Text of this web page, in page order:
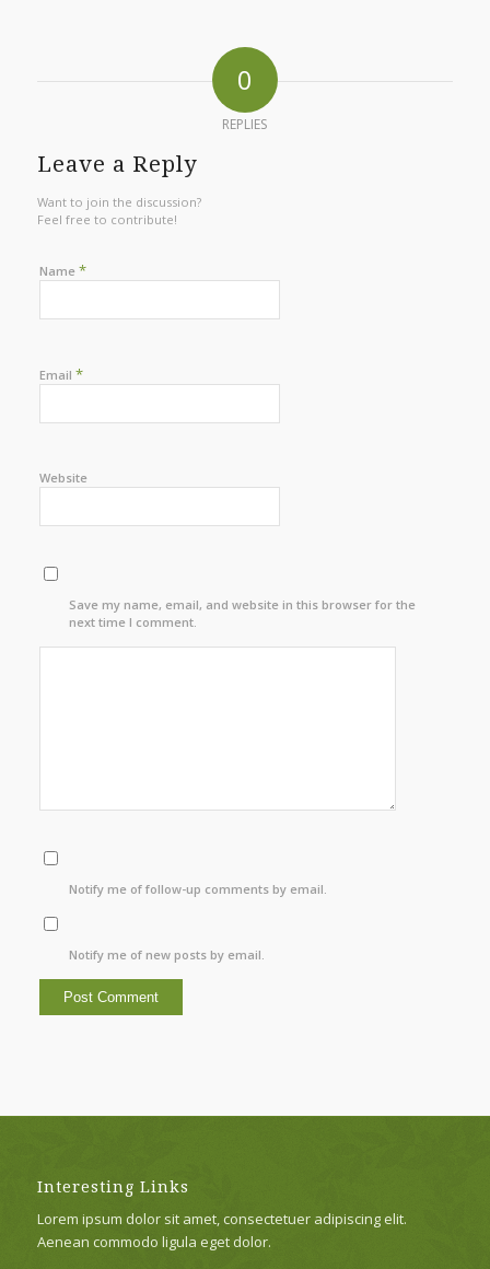
0
REPLIES
Leave a Reply
Want to join the discussion?
Feel free to contribute!
Name *
Email *
Website
Save my name, email, and website in this browser for the
next time I comment.
Notify me of follow-up comments by email.
Notify me of new posts by email.
Interesting Links
Lorem ipsum dolor sit amet, consectetuer adipiscing elit.
Aenean commodo ligula eget dolor.